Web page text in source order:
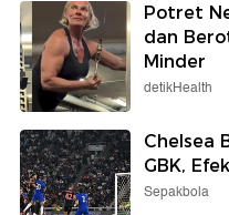
Potret
dan
Minder
detikHealth
Chelsea
GBK,
Sepakbola